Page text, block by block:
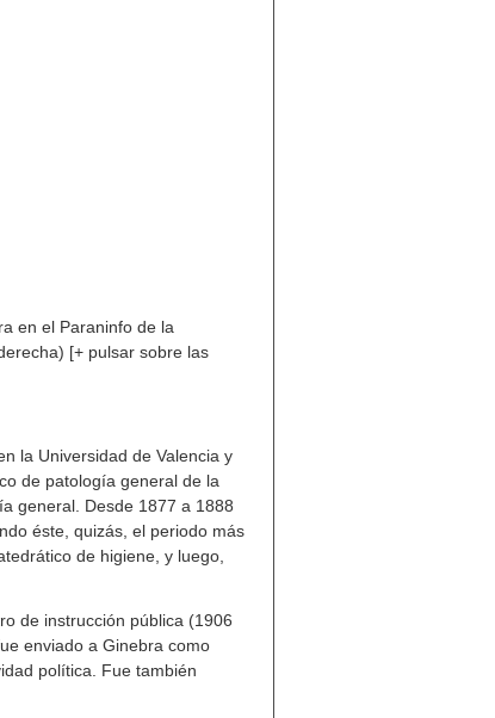
en el Paraninfo de la
[+ pulsar sobre las
la Universidad de Valencia y
de patología general de la
general. Desde 1877 a 1888
éste, quizás, el periodo más
de higiene, y luego,
de instrucción pública (1906
enviado a Ginebra como
política. Fue también